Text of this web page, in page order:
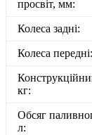
просвіт, мм:
Колеса задні:
Колеса передні:
кг:
Обсяг
л: